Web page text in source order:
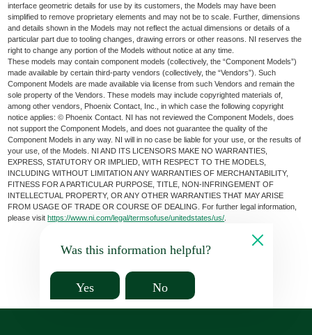
interface geometric details for use by its customers, the Models may have been
simplified to remove proprietary elements and may not be to scale. Further, dimensions
and details shown in the Models may not reflect the actual dimensions or details of a
particular part due to tooling changes, drawing errors or other reasons. NI reserves the
right to change any portion of the Models without notice at any time.
These models may contain component models (collectively, the “Component Models”)
made available by certain third-party vendors (collectively, the “Vendors”). Such
Component Models are made available via license from such Vendors and remain the
sole property of the Vendors. These models may include copyrighted materials of,
among other vendors, Phoenix Contact, Inc., in which case the following copyright
notice applies: © Phoenix Contact. NI has not reviewed the Component Models, does
not support the Component Models, and does not guarantee the quality of the
Component Models in any way. NI will in no case be liable for your use, or the results of
your use, of the Models. NI AND ITS LICENSORS MAKE NO WARRANTIES,
EXPRESS, STATUTORY OR IMPLIED, WITH RESPECT TO THE MODELS,
INCLUDING WITHOUT LIMITATION ANY WARRANTIES OF MERCHANTABILITY,
FITNESS FOR A PARTICULAR PURPOSE, TITLE, NON-INFRINGEMENT OF
INTELLECTUAL PROPERTY, OR ANY OTHER WARRANTIES THAT MAY ARISE
FROM USAGE OF TRADE OR COURSE OF DEALING. For further legal information,
please visithttps://www.ni.com/legal/termsofuse/unitedstates/us/
Was this information helpful?
Yes No